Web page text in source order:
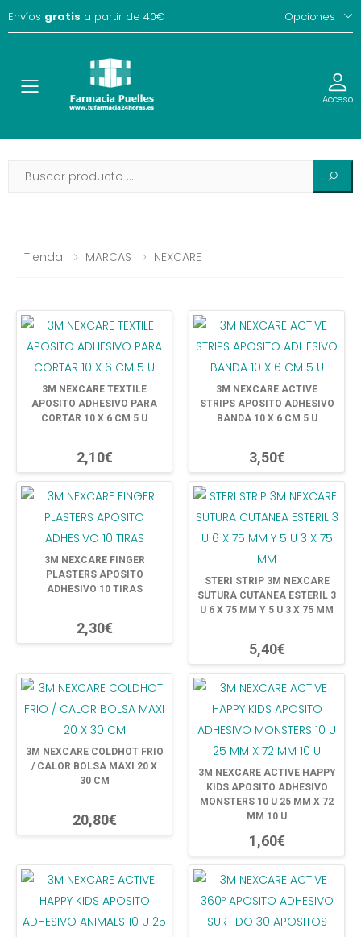
Envíos gratis a partir de 40€ Opciones
Toggle Acceso
Tienda MARCAS NEXCARE
3M NEXCARE TEXTILE
APOSITO ADHESIVO PARA
CORTAR 10 X 6 CM 5 U
2,10€
3M NEXCARE ACTIVE
STRIPS APOSITO ADHESIVO
BANDA 10 X 6 CM 5 U
3,50€
3M NEXCARE FINGER
PLASTERS APOSITO
ADHESIVO 10 TIRAS
2,30€
STERI STRIP 3M NEXCARE
SUTURA CUTANEA ESTERIL 3
U 6 X 75 MM Y 5 U 3 X 75 MM
5,40€
3M NEXCARE COLDHOT FRIO
/ CALOR BOLSA MAXI 20 X
30 CM
20,80€
3M NEXCARE ACTIVE HAPPY
KIDS APOSITO ADHESIVO
MONSTERS 10 U 25 MM X 72
MM 10 U
1,60€